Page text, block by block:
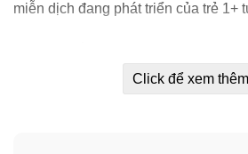
miễn dịch đang phát triển của trẻ 1+
để hỗ trợ trí não đang phát triển của
Click để xem thêm